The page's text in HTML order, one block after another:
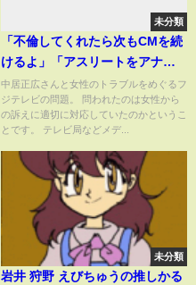
未分類
「不倫してくれたら次もCMを続
けるよ」「アスリートをアナウ
ンサーで囲んでほしい」テレビ
局の接待の場で何が…メディア
業界における女性の扱いを考え
中居正広さんと女性のトラブルをめぐるフ
ジテレビの問題。 問われたのは女性から
の訴えに適切に対応していたのかというこ
とです。 テレビ局などメデ...
未分類
岩井 狩野 えびちゅうの推しかる